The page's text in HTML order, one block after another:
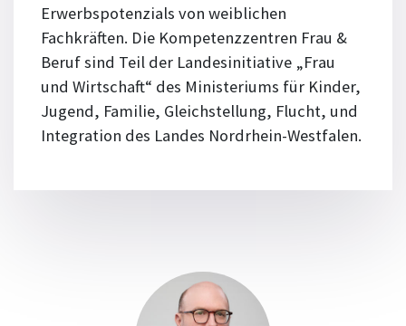
Erwerbspotenzials von weiblichen
Fachkräften. Die Kompetenzzentren Frau &
Beruf sind Teil der Landesinitiative „Frau
und Wirtschaft“ des Ministeriums für Kinder,
Jugend, Familie, Gleichstellung, Flucht, und
Integration des Landes Nordrhein-Westfalen.